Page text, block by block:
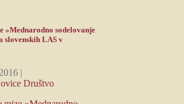
»Mednarodno sodelovanje
slovenskih LAS v
|
Društvo